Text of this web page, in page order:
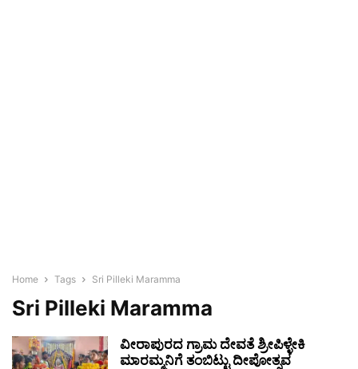
Home Tags Sri Pilleki Maramma
Sri Pilleki Maramma
ವೀರಾಪುರದ ಗ್ರಾಮ ದೇವತೆ ಶ್ರೀಪಿಳ್ಳೇಕಿ
ಮಾರಮ್ಮನಿಗೆ ತಂಬಿಟ್ಟು ದೀಪೋತ್ಸವ